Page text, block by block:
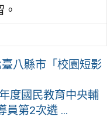
八縣市「校園短影
度國民教育中央輔
員第2次遴 ...